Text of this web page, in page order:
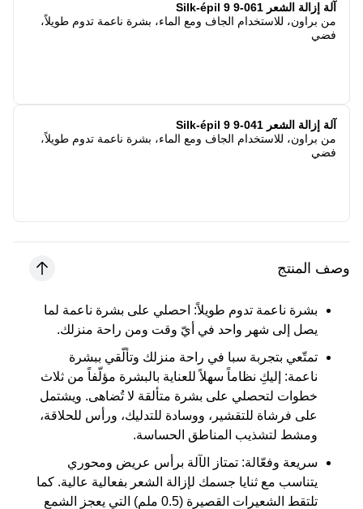
آلة إزالة الشعر Silk-épil 9 9-061
من براون، للاستخدام الجاف ومع الماء، بشرة ناعمة تدوم طويلاً،
فضي
آلة إزالة الشعر Silk-épil 9 9-041
من براون، للاستخدام الجاف ومع الماء، بشرة ناعمة تدوم طويلاً،
فضي
وصف المنتج
بشرة ناعمة تدوم طويلاً: احصلي على بشرة ناعمة لما
يصل إلى شهر واحد في أيّ وقت ومن راحة منزلك.
تمتّعي بتجربة سبا في راحة منزلك وتألّقي ببشرة
ناعمة: إليكِ نظاماً سهلاً للعناية بالبشرة مؤلّفاً من ثلاث
خطوات لتحصلي على بشرة متألقة لا تُضاهى. ويشتمل
على فرشاة للتقشير، ووسادة للتدليك، ورأس للحلاقة،
ومشط لتشذيب المناطق الحساسة.
سريعة وفعّالة: تمتاز الآلة برأس عريض ومحوري
يتناسب مع ثنايا جسمك لإزالة الشعر بفعالية عالية. كما
تلتقط الشعيرات القصيرة (0.5 ملم) التي يعجز الشمع